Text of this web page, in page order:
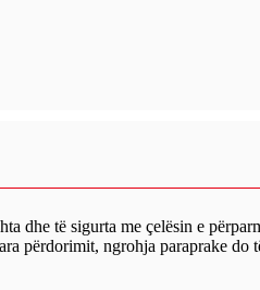
dhe të sigurta me çelësin e
përdorimit, ngrohja paraprake do